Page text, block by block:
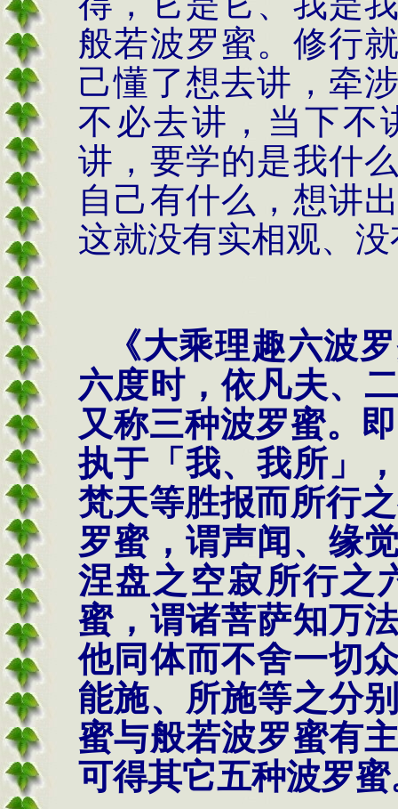
般若波罗蜜。修行
己懂了想去讲，牵
不必去讲，当下不
讲，要学的是我什
自己有什么，想讲
这就没有实相观、
《大乘理趣六波
六度时，依凡夫、
又称三种波罗蜜。
执于「我、我所」
梵天等胜报而所行
罗蜜，谓声闻、缘
涅盘之空寂所行之
蜜，谓诸菩萨知万
他同体而不舍一切
能施、所施等之分
蜜与般若波罗蜜有
可得其它五种波罗蜜